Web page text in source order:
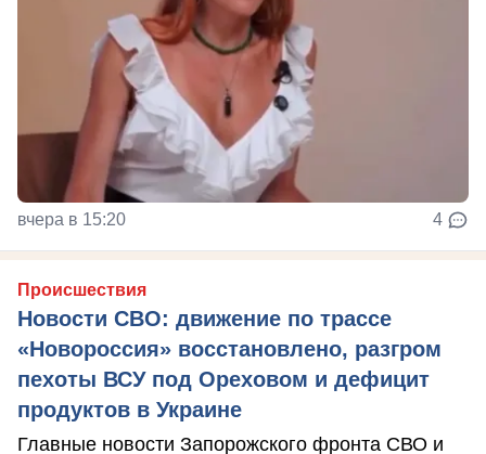
вчера в 15:20 4
Происшествия
Новости СВО: движение по трассе
«Новороссия» восстановлено, разгром
пехоты ВСУ под Ореховом и дефицит
продуктов в Украине
Главные новости Запорожского фронта СВО и